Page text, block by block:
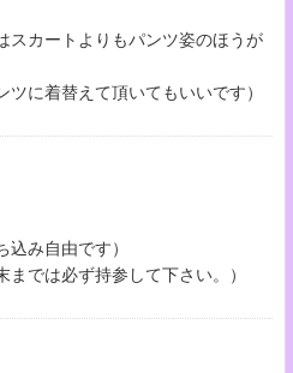
スカートよりもパンツ姿のほうが
ツに着替えて頂いてもいいです）
込み自由です）
までは必ず持参して下さい。）